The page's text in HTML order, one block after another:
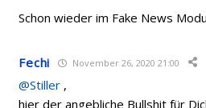
Schon wieder im Fake News
Fechi November 26, 2020 21:00
@Stiller ,
hier der angebliche Bullshit für